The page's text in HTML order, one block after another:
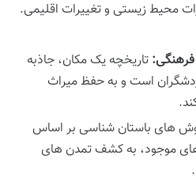
محیط زیستی و تغییرات اقلیمی.
تاریخچه یک مکان، جاذبه
است و به حفظ میراث
های باستان شناسی بر اساس
موجود، به کشف تمدن های